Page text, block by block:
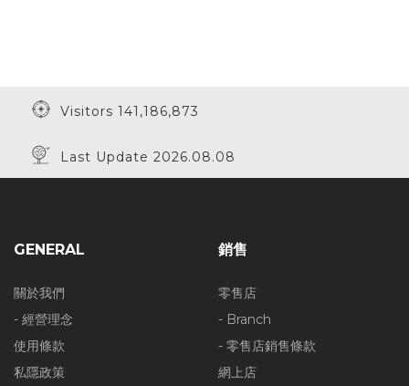
Visitors 141,186,873
Last Update 2026.08.08
GENERAL
關於我們
- 經營理念
使用條款
私隱政策
銷售
零售店
- Branch
- 零售店銷售條款
網上店